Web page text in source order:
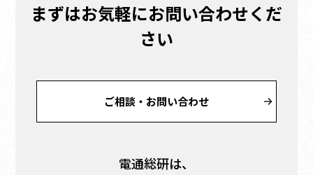
まずはお気軽にお問い合わせくだ
さい
ご相談・お問い合わせ
電通総研は、